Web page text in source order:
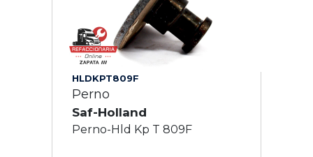
HLDKPT809F
Perno
Saf-Holland
Perno-Hld Kp T 809F